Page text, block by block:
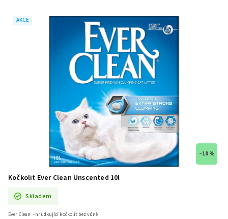
AKCE
–18 %
Kočkolit Ever Clean Unscented 10l
Skladem
Ever Clean - hrudkující kočkolit bez vůně